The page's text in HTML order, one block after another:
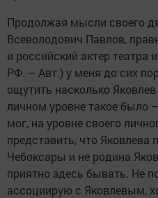
Продолжая мысли своего
Всеволодович Павлов,
и российский актер театра
РФ. – Авт.) у меня до сих
ощутить насколько
личном уровне такое было
мог, на уровне своего
представить, что Яковлева
Чебоксары и не родина
приятно здесь бывать. Не
ассоциирую с Яковлевым,